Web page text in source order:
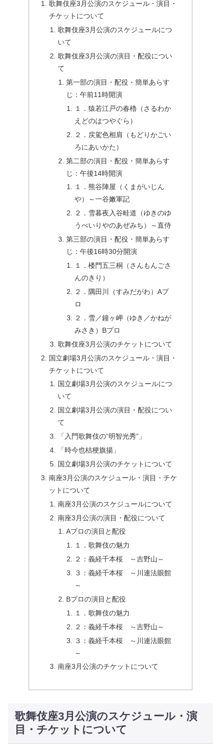
歌舞伎座3月公演のスケジュール・演目・
チケットについて
歌舞伎座3月公演のスケジュールにつ
いて
歌舞伎座3月公演の演目・配役につい
て
第一部の演目・配役・簡単あらす
じ：午前11時開演
１．猿若江戸の春櫓（さるわか
えどのはつやぐら）
２．戻駕色相肩（もどりかごい
ろにあいかた）
第二部の演目・配役・簡単あらす
じ：午後14時開演
１．熊谷陣屋（くまがいじん
や）～一谷嫩軍記
２．雪暮夜入谷畦道（ゆきのゆ
うべいりやのあぜみち）～直侍
第三部の演目・配役・簡単あらす
じ：午後16時30分開演
１．楼門五三桐（さんもんごさ
んのきり）
２．隅田川（すみだがわ）Aプ
ロ
２．雪／鐘ヶ岬（ゆき／かねが
みさき）Bプロ
歌舞伎座3月公演のチケットについて
国立劇場3月公演のスケジュール・演目・
チケットについて
国立劇場3月公演のスケジュールにつ
いて
国立劇場3月公演の演目・配役につい
て
「入門歌舞伎の“明智光秀”」
「時今也桔梗旗揚」
国立劇場3月公演のチケットについて
南座3月公演のスケジュール・演目・チケ
ットについて
南座3月公演のスケジュールについて
南座3月公演の演目・配役について
Aプロの演目と配役
１．歌舞伎の魅力
２：義経千本桜 ～吉野山～
３：義経千本桜 ～川連法眼館
～
Bプロの演目と配役
１．歌舞伎の魅力
２：義経千本桜 ～吉野山～
３：義経千本桜 ～川連法眼館
～
南座3月公演のチケットについて
歌舞伎座3月公演のスケジュール・演
目・チケットについて